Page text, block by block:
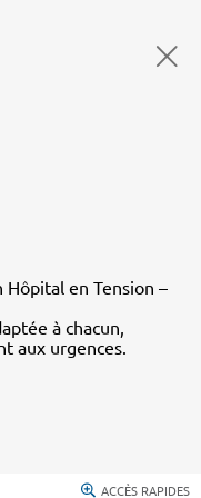
Hôpital en Tension –
à chacun,
aux urgences.
ACCÈS RAPIDES